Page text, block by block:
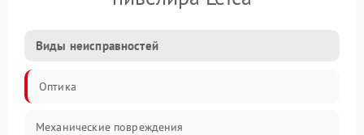
Виды неисправностей
Оптика
Механические повреждения